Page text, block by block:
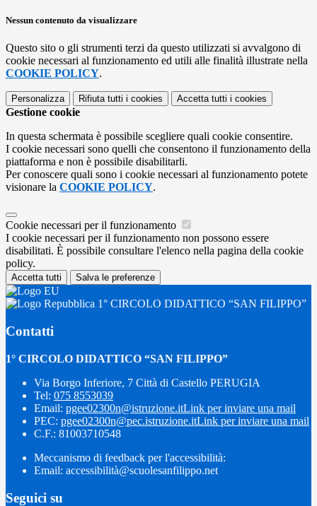
Nessun contenuto da visualizzare
Questo sito o gli strumenti terzi da questo utilizzati si avvalgono di
cookie necessari al funzionamento ed utili alle finalità illustrate nella
COOKIE POLICY.
Personalizza Rifiuta tutti i cookies Accetta tutti i cookies
Gestione cookie
In questa schermata è possibile scegliere quali cookie consentire.
I cookie necessari sono quelli che consentono il funzionamento della
piattaforma e non è possibile disabilitarli.
Per conoscere quali sono i cookie necessari al funzionamento potete
visionare la COOKIE POLICY.
Cookie necessari per il funzionamento
I cookie necessari per il funzionamento non possono essere
disabilitati. È possibile consultare l'elenco nella pagina della cookie
policy.
Accetta tutti Salva le preferenze
1° CIRCOLO DIDATTICO “SAN FILIPPO”
Contatti
1° CIRCOLO DIDATTICO “SAN FILIPPO”
Via Borgo Inferiore, 7 Città di Castello PERUGIA
Tel: 075 8553039
Email: pgee02300n@istruzione.itLink per inviare una mail
PEC: pgee02300n@pec.istruzione.itLink per inviare una mail
C.F.: 81003710548
Meccanismo di feedback per l'accessibilità:
Email: accessibilità@scuolesanfilippo.net
Seguici su